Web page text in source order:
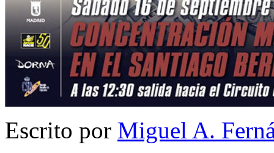
Escrito por Miguel A.